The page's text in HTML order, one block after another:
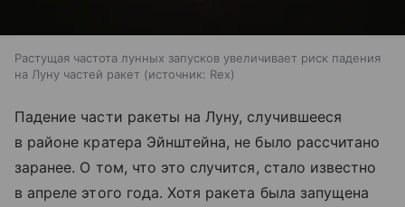
Растущая частота лунных запусков увеличивает риск падения
на Луну частей ракет
источник: Rex
Падение части ракеты на Луну, случившееся
в районе кратера Эйнштейна, не было рассчитано
заранее. О том, что это случится, стало известно
в апреле этого года. Хотя ракета была запущена